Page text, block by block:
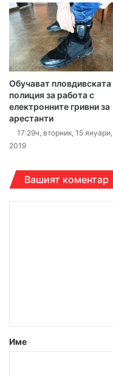
Обучават пловдивската
полиция за работа с
електронните гривни за
арестанти
17:29ч, вторник, 15 януари,
2019
Вашият коментар
р
Име